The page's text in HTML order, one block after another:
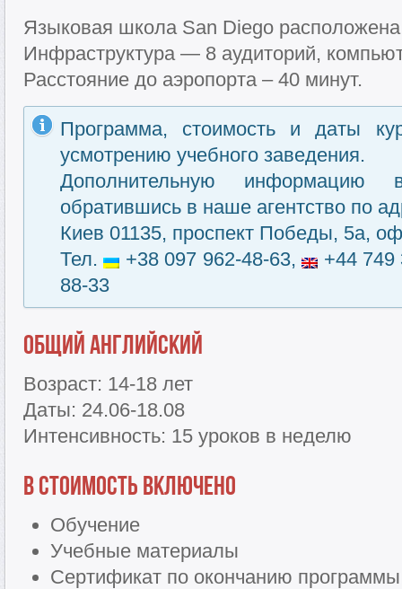
Языковая школа San Diego
Инфраструктура — 8 аудиторий,
Расстояние до аэропорта – 40 минут.
Программа, стоимость и даты
усмотрению учебного заведения.
Дополнительную информацию
обратившись в наше агентство по
Киев 01135, проспект Победы, 5а,
Тел.
+38 097 962-48-63,
+44
88-33
Общий английский
Возраст: 14-18 лет
Даты: 24.06-18.08
Интенсивность: 15 уроков в неделю
В стоимость включено
Обучение
Учебные материалы
Сертификат по окончанию программы